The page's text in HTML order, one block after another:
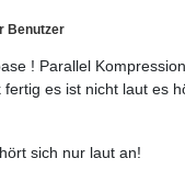
Benutzer
! Parallel
fertig es ist nicht laut es
sich nur laut an!